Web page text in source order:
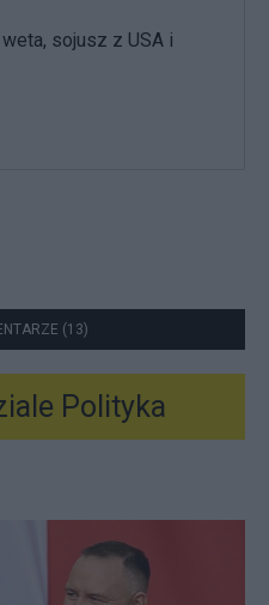
sojusz z USA i
(13)
Polityka